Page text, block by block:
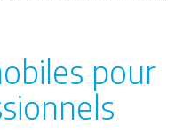
pour